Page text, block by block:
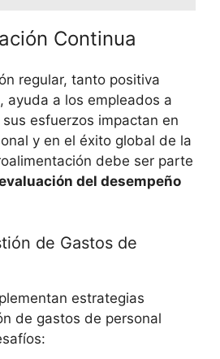
Continua
regular, tanto positiva
ayuda a los empleados a
esfuerzos impactan en
y en el éxito global de la
debe ser parte
del desempeño
de Gastos de
estrategias
de gastos de personal